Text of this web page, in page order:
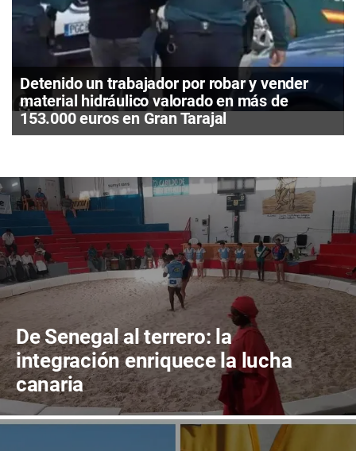
Detenido un trabajador por robar y vender
material hidráulico valorado en más de
153.000 euros en Gran Tarajal
De Senegal al terrero: la
integración enriquece la lucha
canaria